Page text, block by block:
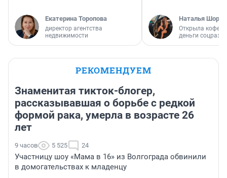
Екатерина Торопова
директор агентства
недвижимости
Наталья
Открыла
деньги
РЕКОМЕНДУЕМ
Знаменитая тикток-блогер,
рассказывавшая о борьбе с редкой
формой рака, умерла в возрасте 26
лет
9 часов 5 525 24
Участницу шоу «Мама в 16» из Волгограда обвинили
в домогательствах к младенцу